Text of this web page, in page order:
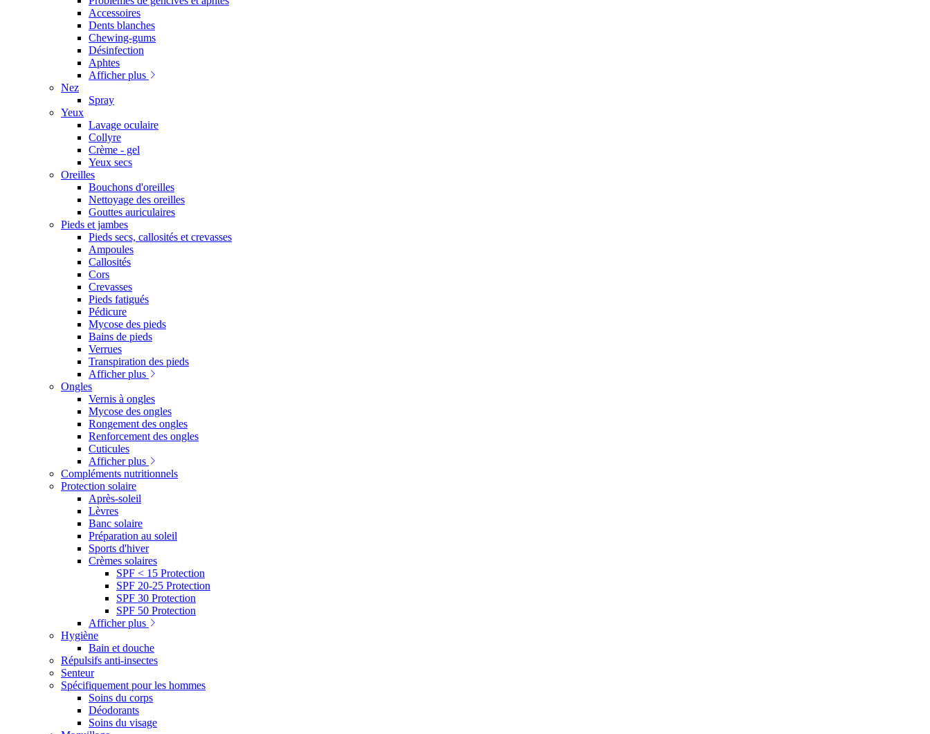
Accessoires
Dents blanches
Chewing-gums
Désinfection
Aphtes
Afficher plus
Nez
Spray
Yeux
Lavage oculaire
Collyre
Crème - gel
Yeux secs
Oreilles
Bouchons d'oreilles
Nettoyage des oreilles
Gouttes auriculaires
Pieds et jambes
Pieds secs, callosités et crevasses
Ampoules
Callosités
Cors
Crevasses
Pieds fatigués
Pédicure
Mycose des pieds
Bains de pieds
Verrues
Transpiration des pieds
Afficher plus
Ongles
Vernis à ongles
Mycose des ongles
Rongement des ongles
Renforcement des ongles
Cuticules
Afficher plus
Compléments nutritionnels
Protection solaire
Après-soleil
Lèvres
Banc solaire
Préparation au soleil
Sports d'hiver
Crèmes solaires
SPF < 15 Protection
SPF 20-25 Protection
SPF 30 Protection
SPF 50 Protection
Afficher plus
Hygiène
Bain et douche
Répulsifs anti-insectes
Senteur
Spécifiquement pour les hommes
Soins du corps
Déodorants
Soins du visage